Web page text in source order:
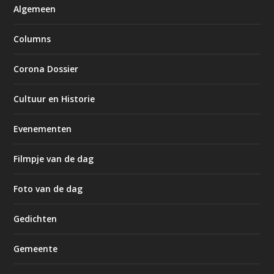
Algemeen
Columns
Corona Dossier
Cultuur en Historie
Evenementen
Filmpje van de dag
Foto van de dag
Gedichten
Gemeente